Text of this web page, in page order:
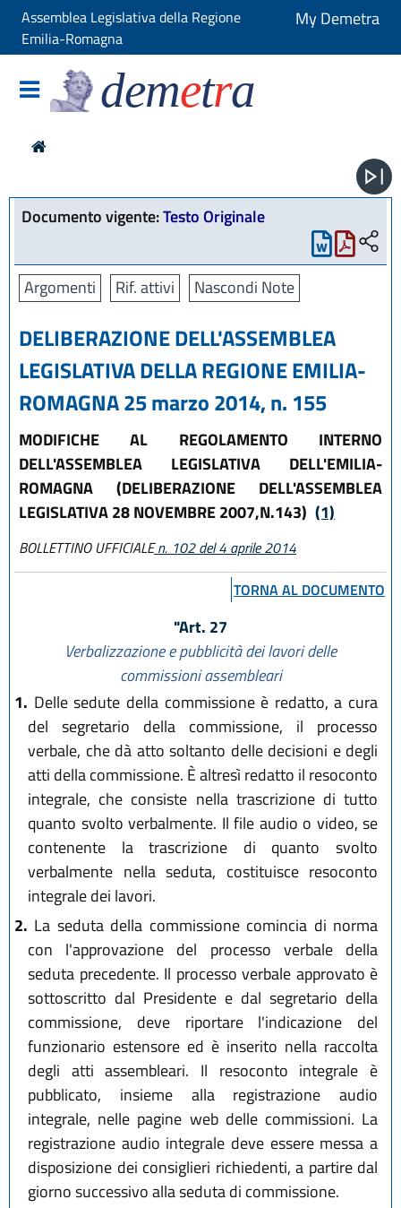
Assemblea Legislativa della Regione
Emilia-Romagna
My Demetra
demetra
Documento vigente:Testo Originale
Argomenti Rif. attivi Nascondi Note
DELIBERAZIONE DELL'ASSEMBLEA
LEGISLATIVA DELLA REGIONE EMILIA-
ROMAGNA 25 marzo 2014, n. 155
MODIFICHE AL REGOLAMENTO INTERNO
DELL'ASSEMBLEA LEGISLATIVA DELL'EMILIA-
ROMAGNA (DELIBERAZIONE DELL'ASSEMBLEA
LEGISLATIVA 28 NOVEMBRE 2007,N.143) (1)
BOLLETTINO UFFICIALEn. 102 del 4 aprile 2014
TORNA AL DOCUMENTO
"Art. 27
Verbalizzazione e pubblicità dei lavori delle
commissioni assembleari
1. Delle sedute della commissione è redatto, a cura
del segretario della commissione, il processo
verbale, che dà atto soltanto delle decisioni e degli
atti della commissione. È altresì redatto il resoconto
integrale, che consiste nella trascrizione di tutto
quanto svolto verbalmente. Il file audio o video, se
contenente la trascrizione di quanto svolto
verbalmente nella seduta, costituisce resoconto
integrale dei lavori.
2. La seduta della commissione comincia di norma
con l'approvazione del processo verbale della
seduta precedente. Il processo verbale approvato è
sottoscritto dal Presidente e dal segretario della
commissione, deve riportare l'indicazione del
funzionario estensore ed è inserito nella raccolta
degli atti assembleari. Il resoconto integrale è
pubblicato, insieme alla registrazione audio
integrale, nelle pagine web delle commissioni. La
registrazione audio integrale deve essere messa a
disposizione dei consiglieri richiedenti, a partire dal
giorno successivo alla seduta di commissione.